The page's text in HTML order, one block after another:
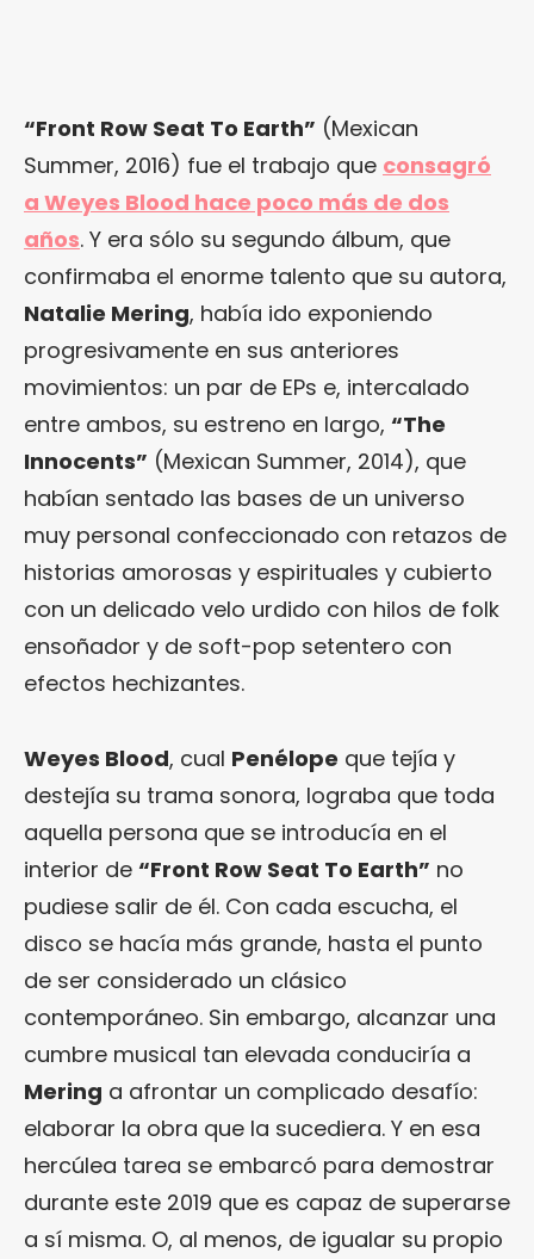
“Front Row Seat To Earth” (Mexican
Summer, 2016) fue el trabajo que consagró
a Weyes Blood hace poco más de dos
años. Y era sólo su segundo álbum, que
confirmaba el enorme talento que su autora,
Natalie Mering, había ido exponiendo
progresivamente en sus anteriores
movimientos: un par de EPs e, intercalado
entre ambos, su estreno en largo, “The
Innocents” (Mexican Summer, 2014), que
habían sentado las bases de un universo
muy personal confeccionado con retazos de
historias amorosas y espirituales y cubierto
con un delicado velo urdido con hilos de folk
ensoñador y de soft-pop setentero con
efectos hechizantes.
Weyes Blood, cual Penélope que tejía y
destejía su trama sonora, lograba que toda
aquella persona que se introducía en el
interior de “Front Row Seat To Earth” no
pudiese salir de él. Con cada escucha, el
disco se hacía más grande, hasta el punto
de ser considerado un clásico
contemporáneo. Sin embargo, alcanzar una
cumbre musical tan elevada conduciría a
Mering a afrontar un complicado desafío:
elaborar la obra que la sucediera. Y en esa
hercúlea tarea se embarcó para demostrar
durante este 2019 que es capaz de superarse
a sí misma. O, al menos, de igualar su propio